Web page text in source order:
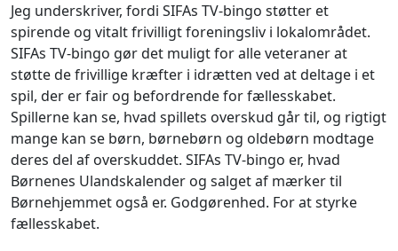
Jeg underskriver, fordi SIFAs TV-bingo støtter et
spirende og vitalt frivilligt foreningsliv i lokalområdet.
SIFAs TV-bingo gør det muligt for alle veteraner at
støtte de frivillige kræfter i idrætten ved at deltage i et
spil, der er fair og befordrende for fællesskabet.
Spillerne kan se, hvad spillets overskud går til, og rigtigt
mange kan se børn, børnebørn og oldebørn modtage
deres del af overskuddet. SIFAs TV-bingo er, hvad
Børnenes Ulandskalender og salget af mærker til
Børnehjemmet også er. Godgørenhed. For at styrke
fællesskabet.